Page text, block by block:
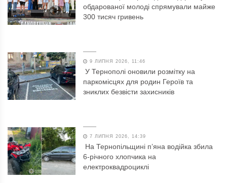
обдарованої молоді спрямували майже
300 тисяч гривень
9 ЛИПНЯ 2026, 11:46
У Тернополі оновили розмітку на
паркомісцях для родин Героїв та
зниклих безвісти захисників
7 ЛИПНЯ 2026, 14:39
На Тернопільщині п’яна водійка збила
6-річного хлопчика на
електроквадроциклі